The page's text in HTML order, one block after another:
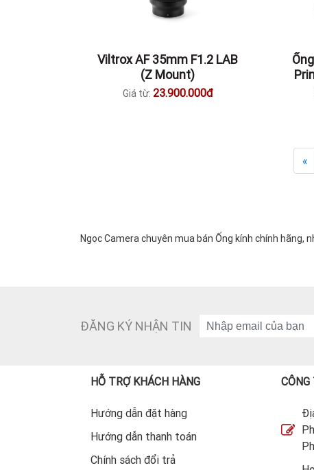
Viltrox AF 35mm F1.2 LAB
(Z Mount)
Giá từ: 23.900.000đ
«
Ngọc Camera chuyên mua bán Ống kính chính
ĐĂNG KÝ NHẬN TIN
HỖ TRỢ KHÁCH HÀNG
Hướng dẫn đặt hàng
Hướng dẫn thanh toán
Chính sách đổi trả